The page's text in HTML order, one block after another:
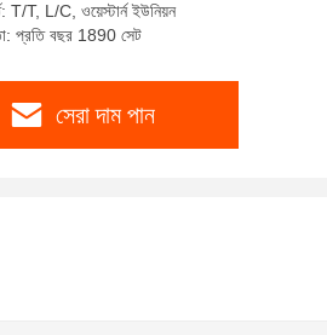
T/T, L/C, ওয়েস্টার্ন ইউনিয়ন
প্রতি বছর 1890 সেট
সেরা দাম পান